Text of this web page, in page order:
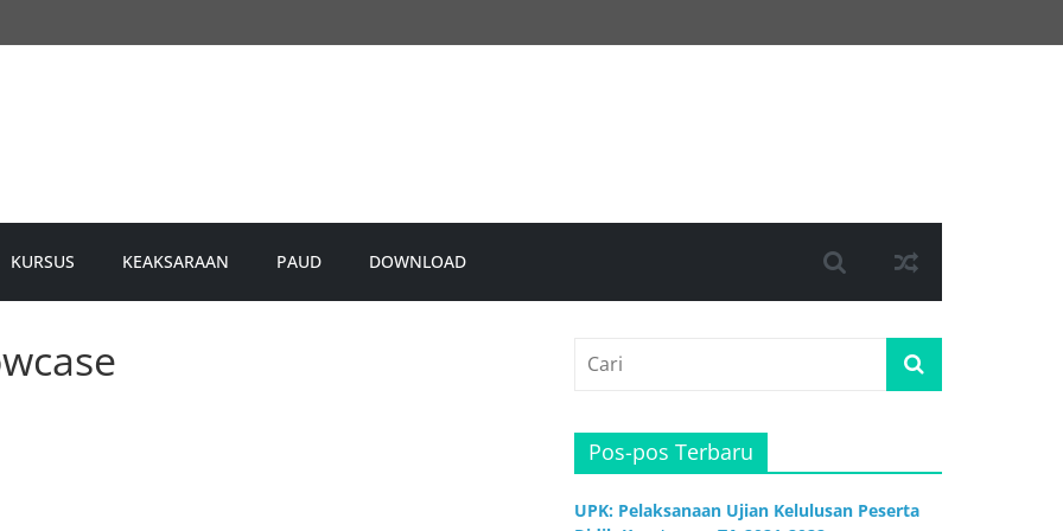
KURSUS KEAKSARAAN PAUD DOWNLOAD
Pos-pos Terbaru
UPK: Pelaksanaan Ujian Kelulusan Peserta